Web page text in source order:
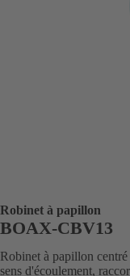
Robinet à papillon
BOAX-CBV13
Robinet à papillon
sens d'écoulement,